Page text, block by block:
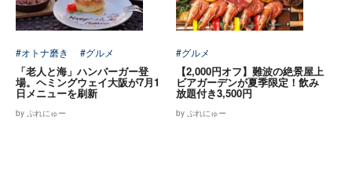
#オトナ磨き #グルメ
「老人と海」ハンバーガー登
場。ヘミングウェイ大阪が7月1
日メニューを刷新
by ぷれにゅー
#グルメ
【2,000円オフ】難波の絶景屋上
ビアガーデンが夏季限定！飲み
放題付き3,500円
by ぷれにゅー